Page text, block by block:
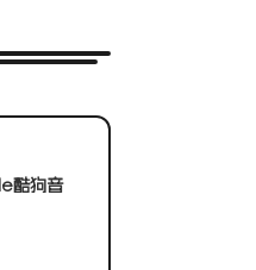
酷狗音